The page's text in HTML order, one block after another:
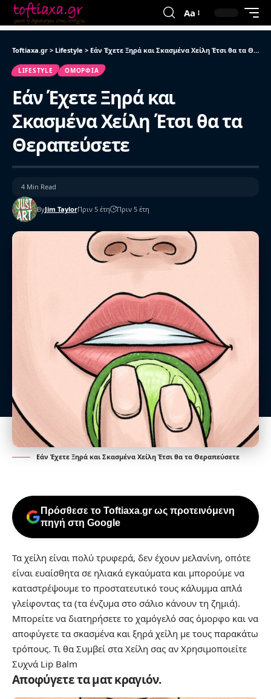
Aa
Toftiaxa.gr > Lifestyle > Εάν Έχετε Ξηρά και Σκασμένα Χείλη Έτσι θα τα Θεραπεύσετε
LIFESTYLE ΟΜΟΡΦΙΆ
Εάν Έχετε Ξηρά και
Σκασμένα Χείλη Έτσι θα τα
Θεραπεύσετε
ByJim TaylorΠριν 5 έτη Πριν 5 έτη
4 Min Read
Εάν Έχετε Ξηρά και Σκασμένα Χείλη Έτσι θα τα Θεραπεύσετε
Πρόσθεσε το Toftiaxa.gr ως προτεινόμενη
πηγή στη Google
Τα χείλη είναι πολύ τρυφερά, δεν έχουν μελανίνη, οπότε
είναι ευαίσθητα σε ηλιακά εγκαύματα και μπορούμε να
καταστρέψουμε το προστατευτικό τους κάλυμμα απλά
γλείφοντας τα (τα ένζυμα στο σάλιο κάνουν τη ζημιά).
Μπορείτε να διατηρήσετε το χαμόγελό σας όμορφο και να
αποφύγετε τα σκασμένα και ξηρά χείλη με τους παρακάτω
τρόπους. Τι θα Συμβεί στα Χείλη σας αν Χρησιμοποιείτε
Συχνά Lip Balm
Αποφύγετε τα ματ κραγιόν.